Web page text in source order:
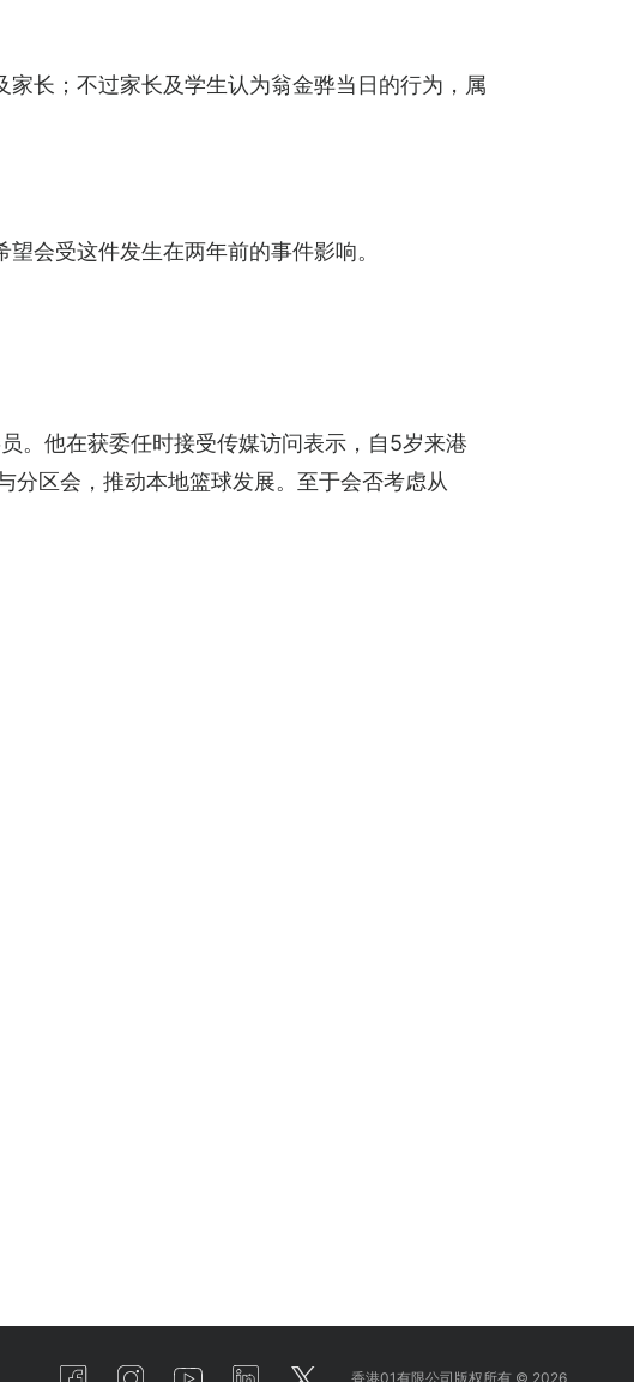
长；不过家长及学生认为翁金骅当日的行为，属
会受这件发生在两年前的事件影响。
。他在获委任时接受传媒访问表示，自5岁来港
分区会，推动本地篮球发展。至于会否考虑从
香港01有限公司版权所有 © 2026